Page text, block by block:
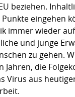
beziehen.
eingehen
immer wieder
und junge
zu gehen.
die
Virus aus